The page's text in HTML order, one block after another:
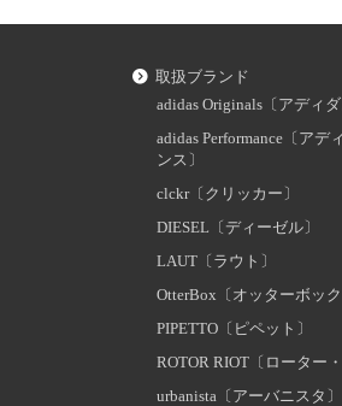
取扱ブランド
adidas Originals〔アディ
adidas Performance〔アデ
ンス〕
clckr〔クリッカー〕
DIESEL〔ディーゼル〕
LAUT〔ラウト〕
OtterBox〔オッターボック
PIPETTO〔ピペット〕
ROTOR RIOT〔ローター
urbanista〔アーバニスタ〕